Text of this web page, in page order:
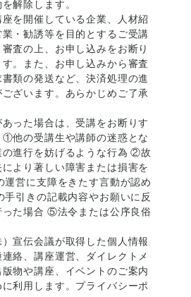
解除します。
を開催している企業、人材紹
・勧誘等を目的とするご受講
査の上、お申し込みをお断り
。また、お申し込みから審査
類の発送など、決済処理の進
ざいます。あらかじめご了承
った場合は、受講をお断りす
他の受講生や講師の迷惑とな
進行を妨げるような行為 ②故
より著しい障害または損害を
営に支障をきたす言動が認め
引きの記載内容やお願いに反
た場合 ⑤法令または公序良俗
宣伝会議が取得した個人情報
絡、講座運営、ダイレクトメ
物や講座、イベントのご案内
利用します。プライバシーポ